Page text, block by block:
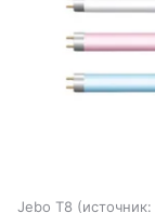
Jebo T8 источник: